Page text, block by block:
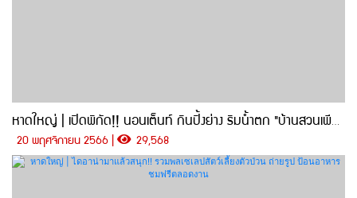
หาดใหญ่ | เปิดพิกัด!! นอนเต็นท์ กินปิ้งย่าง ริมน้ำตก "บ้านสวนเพียรภิรมย์ แคมป์ปิ้ง"
20 พฤศจิกายน 2566 | 29,568